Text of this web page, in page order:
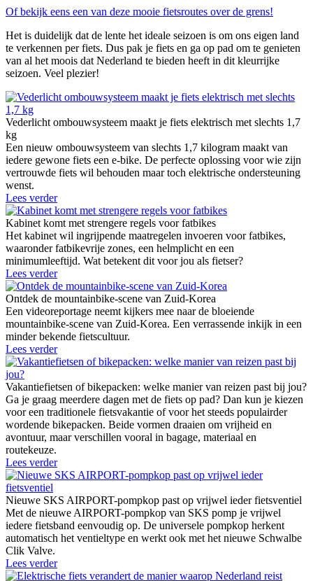
Of bekijk eens een van deze mooie fietsroutes over de grens!
Het is duidelijk dat de lente het ideale seizoen is om ons eigen land
te verkennen per fiets. Dus pak je fiets en ga op pad om te genieten
van al het moois dat Nederland te bieden heeft in dit kleurrijke
seizoen. Veel plezier!
Vederlicht ombouwsysteem maakt je fiets elektrisch met slechts 1,7
kg
Een nieuw ombouwsysteem van slechts 1,7 kilogram maakt van
iedere gewone fiets een e-bike. De perfecte oplossing voor wie zijn
vertrouwde fiets wil behouden maar toch elektrische ondersteuning
wenst.
Lees verder
Kabinet komt met strengere regels voor fatbikes
Het kabinet wil ingrijpende maatregelen invoeren voor fatbikes,
waaronder fatbikevrije zones, een helmplicht en een
minimumleeftijd. Wat betekent dit voor jou als fietser?
Lees verder
Ontdek de mountainbike-scene van Zuid-Korea
Een videoreportage neemt kijkers mee naar de bloeiende
mountainbike-scene van Zuid-Korea. Een verrassende inkijk in een
minder bekende fietscultuur.
Lees verder
Vakantiefietsen of bikepacken: welke manier van reizen past bij jou?
Ga je graag meerdere dagen met de fiets op pad? Dan kun je kiezen
voor een traditionele fietsvakantie of voor het steeds populairder
wordende bikepacken. Beide vormen draaien om vrijheid en
avontuur, maar verschillen vooral in bagage, materiaal en
routekeuze.
Lees verder
Nieuwe SKS AIRPORT-pompkop past op vrijwel ieder fietsventiel
Met de nieuwe AIRPORT-pompkop van SKS pomp je vrijwel
iedere fietsband eenvoudig op. De universele pompkop herkent
automatisch het ventieltype en werkt ook met het nieuwe Schwalbe
Clik Valve.
Lees verder